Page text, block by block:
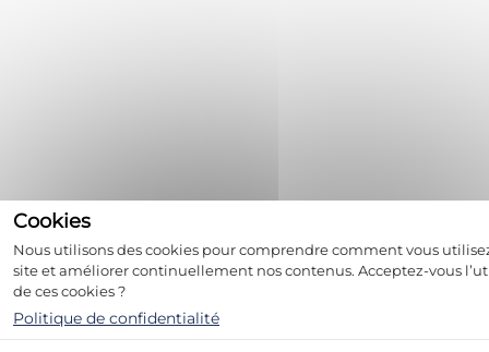
Nous utilisons des cookies pour comprendre comment vous
site et améliorer continuellement nos contenus. Acceptez-vous
de ces cookies ?
Politique de confidentialité